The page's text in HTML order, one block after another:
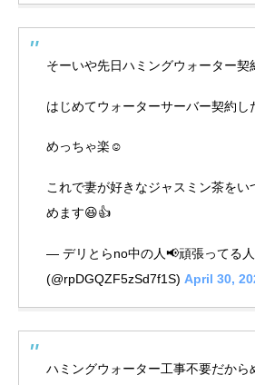
そーいや先日ハミングウォーター契
はじめてウォーターサーバー契約し
めっちゃ楽☺️
これで妻が好きなジャスミン茶をい
めます😆👍
— デリとらno中の人📢頑張ってる
(@rpDGQZF5zSd7f1S) April 30,
ハミングウォーター工事不要だから